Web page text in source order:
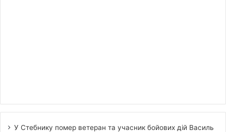
У Стебнику помер ветеран та учасник бойових дій Василь